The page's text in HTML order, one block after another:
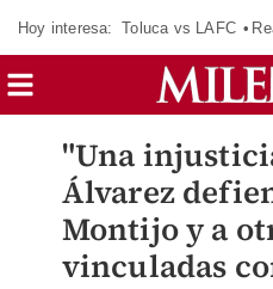
Hoy interesa: Toluca vs LAFC
"Una
Álvarez
Montijo y a
vinculadas